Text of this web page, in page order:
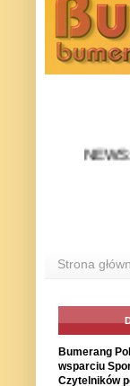
NEWS:
Strona
Bumerang
wsparciu
Czytelników